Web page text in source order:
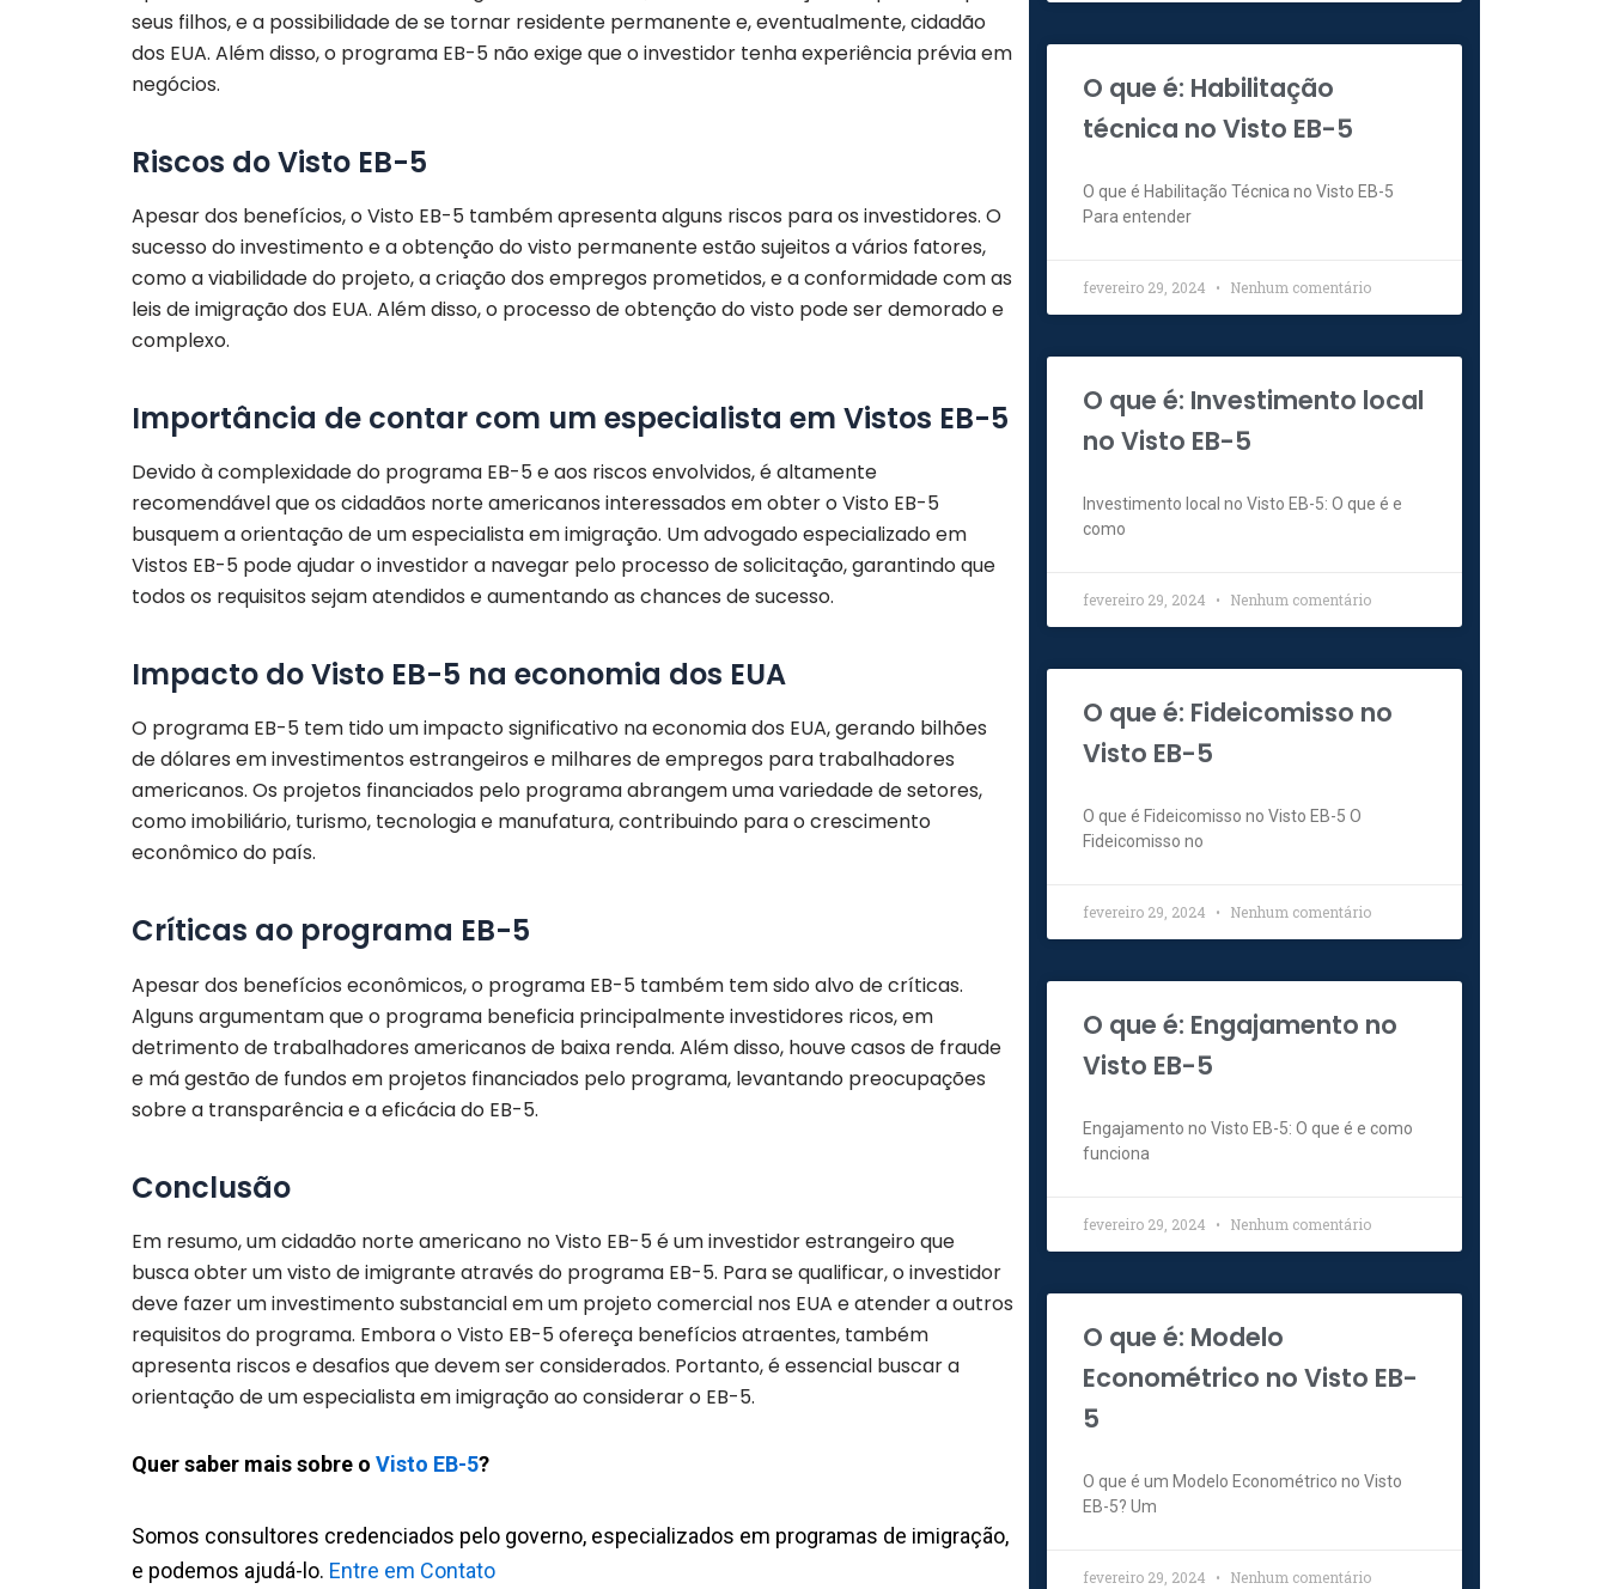
seus filhos, e a possibilidade de se tornar residente permanente e, eventualmente, cidadão
dos EUA. Além disso, o programa EB-5 não exige que o investidor tenha experiência prévia em
negócios.
Riscos do Visto EB-5
Apesar dos benefícios, o Visto EB-5 também apresenta alguns riscos para os investidores. O
sucesso do investimento e a obtenção do visto permanente estão sujeitos a vários fatores,
como a viabilidade do projeto, a criação dos empregos prometidos, e a conformidade com as
leis de imigração dos EUA. Além disso, o processo de obtenção do visto pode ser demorado e
complexo.
Importância de contar com um especialista em Vistos EB-5
Devido à complexidade do programa EB-5 e aos riscos envolvidos, é altamente
recomendável que os cidadãos norte americanos interessados em obter o Visto EB-5
busquem a orientação de um especialista em imigração. Um advogado especializado em
Vistos EB-5 pode ajudar o investidor a navegar pelo processo de solicitação, garantindo que
todos os requisitos sejam atendidos e aumentando as chances de sucesso.
Impacto do Visto EB-5 na economia dos EUA
O programa EB-5 tem tido um impacto significativo na economia dos EUA, gerando bilhões
de dólares em investimentos estrangeiros e milhares de empregos para trabalhadores
americanos. Os projetos financiados pelo programa abrangem uma variedade de setores,
como imobiliário, turismo, tecnologia e manufatura, contribuindo para o crescimento
econômico do país.
Críticas ao programa EB-5
Apesar dos benefícios econômicos, o programa EB-5 também tem sido alvo de críticas.
Alguns argumentam que o programa beneficia principalmente investidores ricos, em
detrimento de trabalhadores americanos de baixa renda. Além disso, houve casos de fraude
e má gestão de fundos em projetos financiados pelo programa, levantando preocupações
sobre a transparência e a eficácia do EB-5.
Conclusão
Em resumo, um cidadão norte americano no Visto EB-5 é um investidor estrangeiro que
busca obter um visto de imigrante através do programa EB-5. Para se qualificar, o investidor
deve fazer um investimento substancial em um projeto comercial nos EUA e atender a outros
requisitos do programa. Embora o Visto EB-5 ofereça benefícios atraentes, também
apresenta riscos e desafios que devem ser considerados. Portanto, é essencial buscar a
orientação de um especialista em imigração ao considerar o EB-5.
Quer saber mais sobre o Visto EB-5?
Somos consultores credenciados pelo governo, especializados em programas de imigração,
e podemos ajudá-lo. Entre em Contato
O que é: Habilitação
técnica no Visto EB-5
O que é Habilitação Técnica no Visto EB-5
Para entender
fevereiro 29, 2024 Nenhum comentário
O que é: Investimento local
no Visto EB-5
Investimento local no Visto EB-5: O que é e
como
fevereiro 29, 2024 Nenhum comentário
O que é: Fideicomisso no
Visto EB-5
O que é Fideicomisso no Visto EB-5 O
Fideicomisso no
fevereiro 29, 2024 Nenhum comentário
O que é: Engajamento no
Visto EB-5
Engajamento no Visto EB-5: O que é e como
funciona
fevereiro 29, 2024 Nenhum comentário
O que é: Modelo
Econométrico no Visto EB-
5
O que é um Modelo Econométrico no Visto
EB-5? Um
fevereiro 29, 2024 Nenhum comentário